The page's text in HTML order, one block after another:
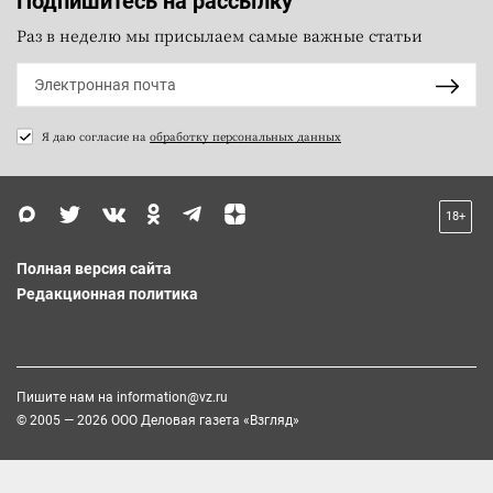
Раз в неделю мы присылаем самые важные статьи
Я даю согласие на обработку персональных данных
18+
Полная версия сайта
Редакционная политика
Пишите нам на information@vz.ru
© 2005 — 2026 ООО Деловая газета «Взгляд»